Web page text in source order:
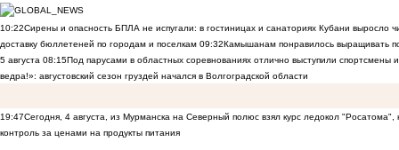
10:22Сирены и опасность БПЛА не испугали: в гостиницах и санаториях Кубани выросло
доставку бюллетеней по городам и поселкам 09:32Камышанам понравилось выращивать
5 августа 08:15Под парусами в областных соревнованиях отлично выступили спортсмены
ведра!»: августовский сезон груздей начался в Волгоградской области
19:47Сегодня, 4 августа, из Мурманска на Северный полюс взял курс ледокол
контроль за ценами на продукты питания